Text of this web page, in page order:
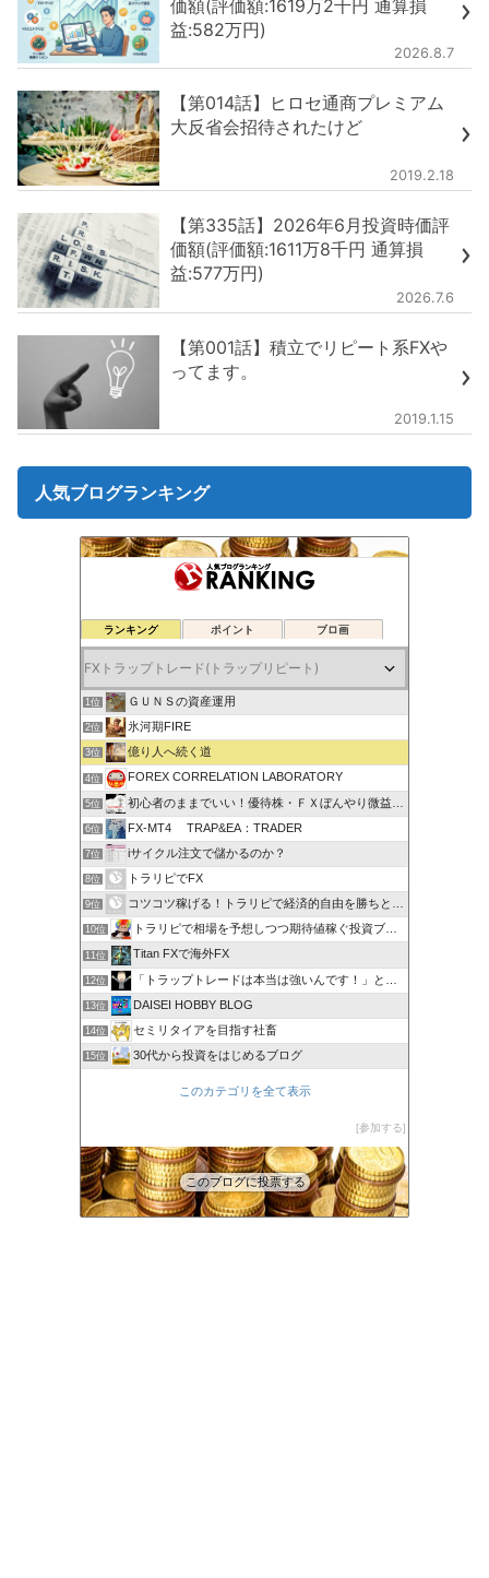
価額(評価額:1619万2千円 通算損
益:582万円)
2026.8.7
【第014話】ヒロセ通商プレミアム
大反省会招待されたけど
2019.2.18
【第335話】2026年6月投資時価評
価額(評価額:1611万8千円 通算損
益:577万円)
2026.7.6
【第001話】積立でリピート系FXや
ってます。
2019.1.15
人気ブログランキング
ランキング ポイント ブロ画
1位 ＧＵＮＳの資産運用
2位 氷河期FIRE
3位 億り人へ続く道
4位 FOREX CORRELATION LABORATORY
5位 初心者のままでいい！優待株・ＦＸぼんやり微益ブログ
6位 FX-MT4 TRAP&EA：TRADER
7位 iサイクル注文で儲かるのか？
8位 トラリピでFX
9位 コツコツ稼げる！トラリピで経済的自由を勝ちとる方法
10位 トラリピで相場を予想しつつ期待値稼ぐ投資ブログ
11位 Titan FXで海外FX
12位 「トラップトレードは本当は強いんです！」と叫びたい。
13位 DAISEI HOBBY BLOG
14位 セミリタイアを目指す社畜
15位 30代から投資をはじめるブログ
このカテゴリを全て表示
参加する
このブログに投票する